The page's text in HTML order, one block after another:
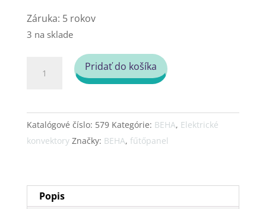
Záruka: 5 rokov
3 na sklade
BEHA
konvektor
PB12
1250W
Pridať do košíka
Katalógové číslo: 579 Kategórie: BEHA, Elektrické
konvektory Značky: BEHA, fűtőpanel
Popis